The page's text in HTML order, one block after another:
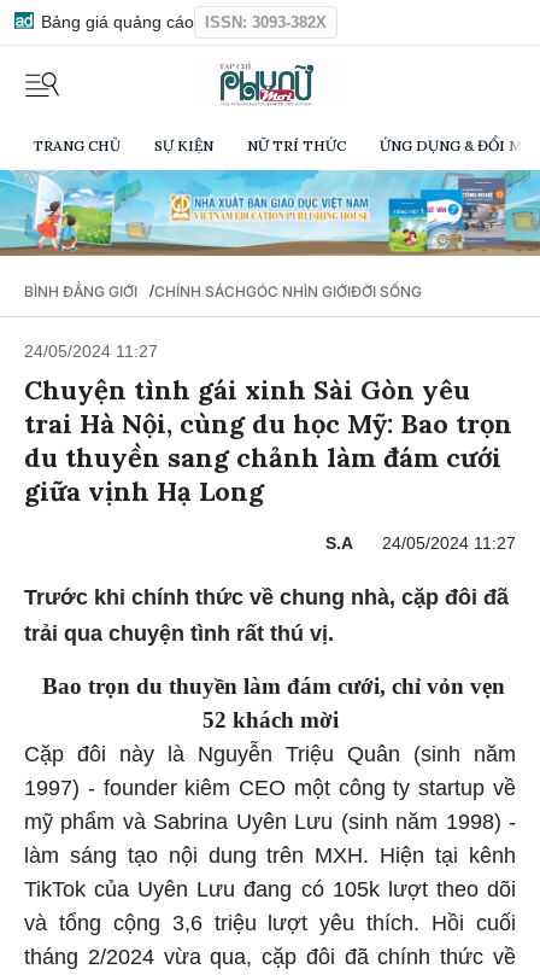
Bảng giá quảng cáo ISSN: 3093-382X
TRANG CHỦ SỰ KIỆN NỮ TRÍ THỨC ỨNG DỤNG & ĐỔI
BÌNH ĐẲNG GIỚI /CHÍNH SÁCHGÓC NHÌN GIỚIĐỜI SỐNG
24/05/2024 11:27
Chuyện tình gái xinh Sài Gòn yêu
trai Hà Nội, cùng du học Mỹ: Bao trọn
du thuyền sang chảnh làm đám cưới
giữa vịnh Hạ Long
S.A 24/05/2024 11:27
Trước khi chính thức về chung nhà, cặp đôi đã
trải qua chuyện tình rất thú vị.
Bao trọn du thuyền làm đám cưới, chỉ vỏn vẹn
52 khách mời
Cặp đôi này là Nguyễn Triệu Quân (sinh năm
1997) - founder kiêm CEO một công ty startup về
mỹ phẩm và Sabrina Uyên Lưu (sinh năm 1998) -
làm sáng tạo nội dung trên MXH. Hiện tại kênh
TikTok của Uyên Lưu đang có 105k lượt theo dõi
và tổng cộng 3,6 triệu lượt yêu thích. Hồi cuối
tháng 2/2024 vừa qua, cặp đôi đã chính thức về